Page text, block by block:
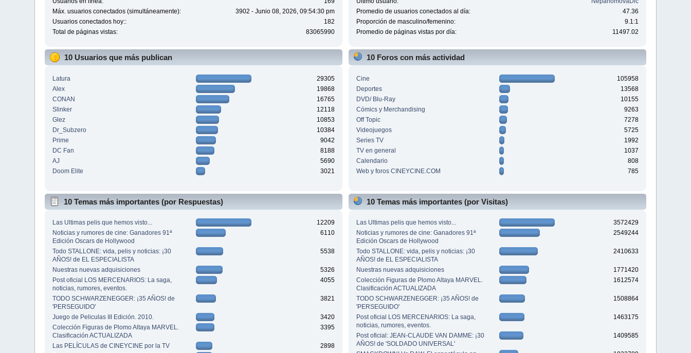
Máx. usuarios conectados (simultáneamente):
3902 - Junio 08, 2026, 09:54:30 pm
Usuarios conectados hoy::
182
Total de páginas vistas:
83065990
Promedio de usuarios conectados al día:
47.36
Proporción de masculino/femenino:
9.1:1
Promedio de páginas vistas por día:
11497.02
10 Usuarios que más publican
Latura
29305
Alex
19868
CONAN
16765
Slinker
12118
Glez
10853
Dr_Subzero
10384
Prime
9042
DC Fan
8188
AJ
5690
Doom Elite
3021
10 Foros con más actividad
Cine
105958
Deportes
13568
DVD/ Blu-Ray
10155
Cómics y Merchandising
9263
Off Topic
7278
Videojuegos
5725
Series TV
1992
TV en general
1037
Calendario
808
Web y foros CINEYCINE.COM
785
10 Temas más importantes (por Respuestas)
Las Ultimas pelis que hemos visto...
12209
Noticias y rumores de cine: Ganadores 91ª
Edición Oscars de Hollywood
6110
Todo STALLONE: vida, pelis y noticias: ¡30
AÑOS! de EL ESPECIALISTA
5538
Nuestras nuevas adquisiciones
5326
Post oficial LOS MERCENARIOS: La saga,
noticias, rumores, eventos.
4055
TODO SCHWARZENEGGER: ¡35 AÑOS! de
'PERSEGUIDO'
3821
Juego de Peliculas III Edición. 2010.
3420
Colección Figuras de Plomo Altaya MARVEL.
Clasificación ACTUALIZADA
3395
Las PELÍCULAS de CINEYCINE por la TV
2898
10 Temas más importantes (por Visitas)
Las Ultimas pelis que hemos visto...
3572429
Noticias y rumores de cine: Ganadores 91ª
Edición Oscars de Hollywood
2549244
Todo STALLONE: vida, pelis y noticias: ¡30
AÑOS! de EL ESPECIALISTA
2410633
Nuestras nuevas adquisiciones
1771420
Colección Figuras de Plomo Altaya MARVEL.
Clasificación ACTUALIZADA
1612574
TODO SCHWARZENEGGER: ¡35 AÑOS! de
'PERSEGUIDO'
1508864
Post oficial LOS MERCENARIOS: La saga,
noticias, rumores, eventos.
1463175
Post oficial: JEAN-CLAUDE VAN DAMME: ¡30
AÑOS! de 'SOLDADO UNIVERSAL'
1409585